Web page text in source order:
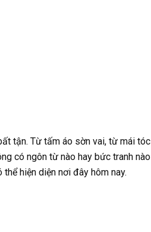
tận. Từ tấm áo sờn vai, từ mái
có ngôn từ nào hay bức tranh
hiện diện nơi đây hôm nay.